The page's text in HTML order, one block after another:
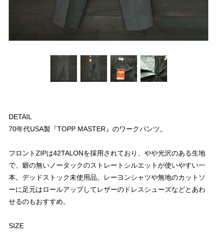
DETAIL
70年代USA製『TOPP MASTER』のワークパンツ。
フロントZIPは42TALONを採用されており、やや光沢のある生地
で、癖の無いノータックのストレートシルエットが使いやすい一
本。デッドストック未使用品。レーヨンシャツや無地のカットソ
ーに足元はロールアップしてレザーのドレスシューズなどとあわ
せるのもおすすめ。
SIZE